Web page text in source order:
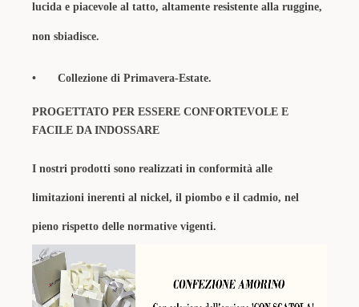
lucida e piacevole al tatto, altamente resistente alla ruggine,
non sbiadisce.
• Collezione di Primavera-Estate.
PROGETTATO PER ESSERE CONFORTEVOLE E
FACILE DA INDOSSARE
I nostri prodotti sono realizzati in conformità alle
limitazioni inerenti al nickel, il piombo e il cadmio, nel
pieno rispetto delle normative vigenti.